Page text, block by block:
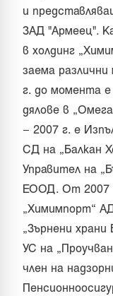
и
ЗАД "Армеец".
в холдинг
заема
г. до момента е
дялове в
– 2007 г. е
СД на „Балкан
Управител на
ЕООД. От 2007
„Химимпорт“
„Зърнени храни
УС на
член на